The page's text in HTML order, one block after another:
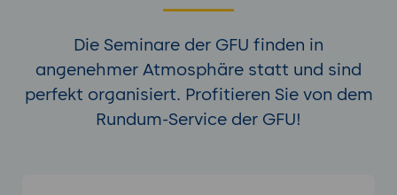
Die Seminare der GFU finden in
angenehmer Atmosphäre statt und sind
perfekt organisiert. Profitieren Sie von dem
Rundum-Service der GFU!